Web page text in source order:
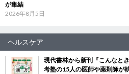
が集結
2026年8月5日
ヘルスケア
現代書林から新刊『こんなと
考塾の15人の医師や薬剤師が